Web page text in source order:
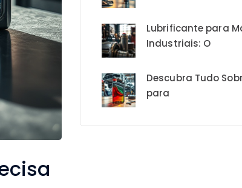
Lubrificante para
Industriais: O
Descubra Tudo
para